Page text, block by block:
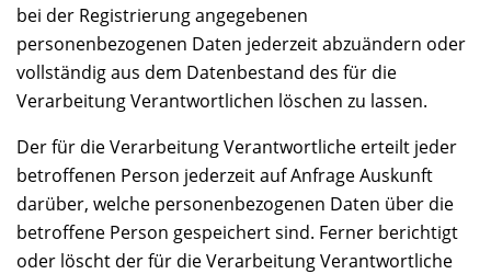
bei der Registrierung angegebenen
personenbezogenen Daten jederzeit abzuändern oder
vollständig aus dem Datenbestand des für die
Verarbeitung Verantwortlichen löschen zu lassen.
Der für die Verarbeitung Verantwortliche erteilt jeder
betroffenen Person jederzeit auf Anfrage Auskunft
darüber, welche personenbezogenen Daten über die
betroffene Person gespeichert sind. Ferner berichtigt
oder löscht der für die Verarbeitung Verantwortliche